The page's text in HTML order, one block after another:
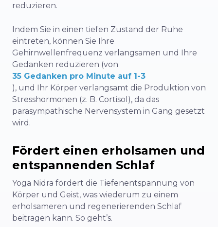
reduzieren.
Indem Sie in einen tiefen Zustand der Ruhe
eintreten, können Sie Ihre
Gehirnwellenfrequenz verlangsamen und Ihre
Gedanken reduzieren (von
35 Gedanken pro Minute auf 1-3
), und Ihr Körper verlangsamt die Produktion von
Stresshormonen (z. B. Cortisol), da das
parasympathische Nervensystem in Gang gesetzt
wird.
Fördert einen erholsamen und
entspannenden Schlaf
Yoga Nidra fördert die Tiefenentspannung von
Körper und Geist, was wiederum zu einem
erholsameren und regenerierenden Schlaf
beitragen kann. So geht’s.